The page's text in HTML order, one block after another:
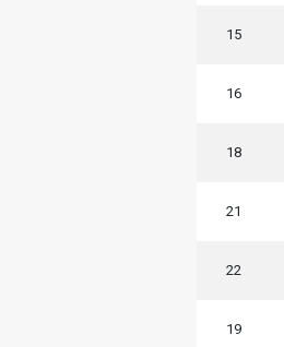
15
16
18
21
22
19